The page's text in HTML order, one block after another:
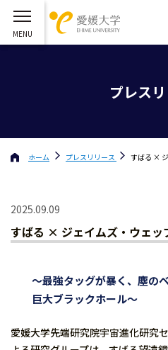
プレス
ホーム プレスリリース すばる ×
2025.09.09
すばる × ジェイムズ・ウェッ
～最強タッグが暴く、塵の
巨大ブラックホール～
愛媛大学先端研究院宇宙進化研究